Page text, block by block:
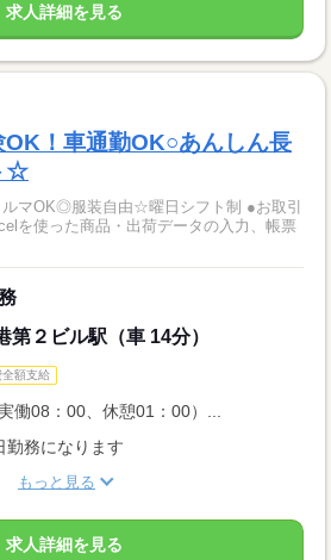
求人詳細を見る
OK！車通勤OK○あんしん長
☆
マOK◎服装自由☆曜日シフト制 ●お取引
を使った商品・出荷データの入力、帳票
第２ビル駅（車 14分）
全額支給
働08：00、休憩01：00）...
勤務になります
もっと見る
求人詳細を見る